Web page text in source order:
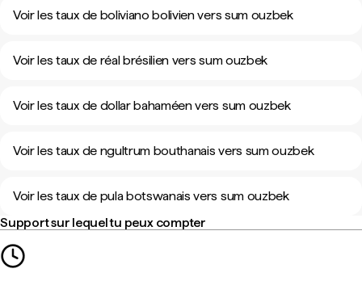
Voir les taux de boliviano bolivien vers sum ouzbek
Voir les taux de réal brésilien vers sum ouzbek
Voir les taux de dollar bahaméen vers sum ouzbek
Voir les taux de ngultrum bouthanais vers sum ouzbek
Voir les taux de pula botswanais vers sum ouzbek
Support sur lequel tu peux compter